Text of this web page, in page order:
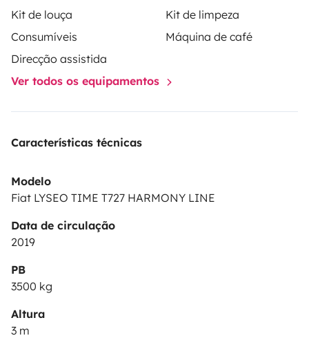
Kit de louça
Kit de limpeza
Consumíveis
Máquina de café
Direcção assistida
Ver todos os equipamentos
Características técnicas
Modelo
Fiat LYSEO TIME T727 HARMONY LINE
Data de circulação
2019
PB
3500 kg
Altura
3 m